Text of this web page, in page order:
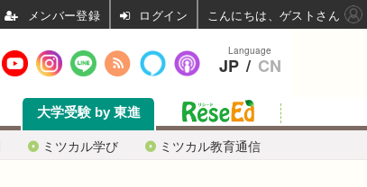
ミツカル学び ミツカル教育通信
大学受験 by 東進
Language
JP / CN
ログイン こんにちは、ゲストさん